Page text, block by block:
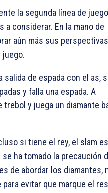
la segunda línea de
considerar. En la mano de
aún más sus perspectivas
juego.
salida de espada con el as,
y falla una espada. A
trebol y juega un diamante
si tiene el rey, el slam
ha tomado la precaución
de abordar los diamantes,
para evitar que marque el